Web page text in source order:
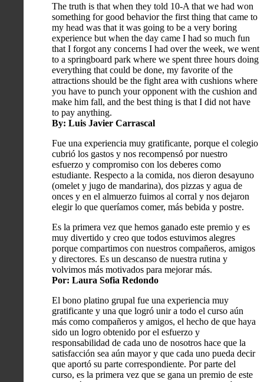
The truth is that when they told 10-A that we had won
something for good behavior the first thing that came to
my head was that it was going to be a very boring
experience but when the day came I had so much fun
that I forgot any concerns I had over the week, we went
to a springboard park where we spent three hours doing
everything that could be done, my favorite of the
attractions should be the fight area with cushions where
you have to punch your opponent with the cushion and
make him fall, and the best thing is that I did not have
to pay anything.
By: Luis Javier Carrascal
Fue una experiencia muy gratificante, porque el colegio
cubrió los gastos y nos recompensó por nuestro
esfuerzo y compromiso con los deberes como
estudiante. Respecto a la comida, nos dieron desayuno
(omelet y jugo de mandarina), dos pizzas y agua de
onces y en el almuerzo fuimos al corral y nos dejaron
elegir lo que queríamos comer, más bebida y postre.
Es la primera vez que hemos ganado este premio y es
muy divertido y creo que todos estuvimos alegres
porque compartimos con nuestros compañeros, amigos
y directores. Es un descanso de nuestra rutina y
volvimos más motivados para mejorar más.
Por: Laura Sofia Redondo
El bono platino grupal fue una experiencia muy
gratificante y una que logró unir a todo el curso aún
más como compañeros y amigos, el hecho de que haya
sido un logro obtenido por el esfuerzo y
responsabilidad de cada uno de nosotros hace que la
satisfacción sea aún mayor y que cada uno pueda decir
que aportó su parte correspondiente. Por parte del
curso, es la primera vez que se gana un premio de este